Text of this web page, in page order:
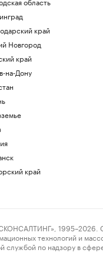
край
Новгород
край
на-Дону
край
1995–2026.
технологий и
службой по надзору в